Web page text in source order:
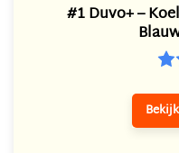
#1 Duvo+ –